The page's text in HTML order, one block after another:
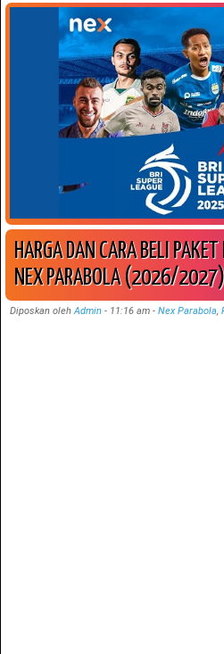
HARGA DAN CARA BELI
NEX PARABOLA (2026/2027)
Diposkan olehAdmin - 11:16 am- Nex Parabola,